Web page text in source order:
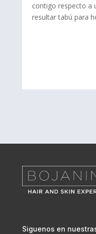
contigo respecto a
resultar tabú para
Siguenos en